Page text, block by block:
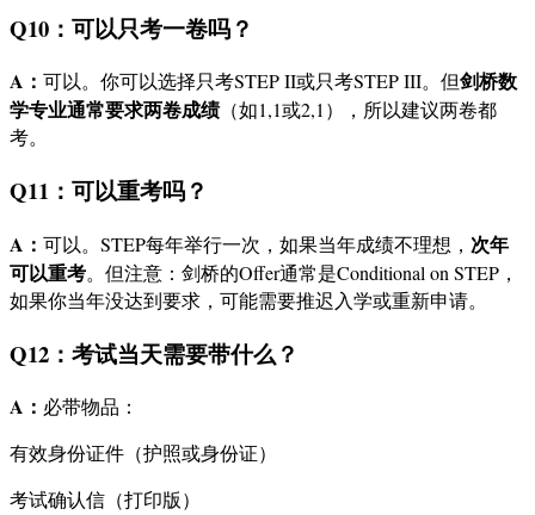
Q10：可以只考一卷吗？
A： 可以。你可以选择只考STEP II或只考STEP III。但剑桥数
学专业通常要求两卷成绩（如1,1或2,1），所以建议两卷都
考。
Q11：可以重考吗？
A： 可以。STEP每年举行一次，如果当年成绩不理想， 次年
可以重考。但注意：剑桥的Offer通常是Conditional on STEP，
如果你当年没达到要求，可能需要推迟入学或重新申请。
Q12：考试当天需要带什么？
A： 必带物品：
有效身份证件（护照或身份证）
考试确认信（打印版）